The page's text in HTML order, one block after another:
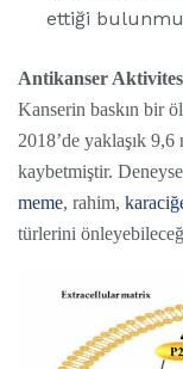
ettiği
Antikanser
Kanserin baskın bir
2018’de yaklaşık
kaybetmiştir.
meme, rahim,
türlerini